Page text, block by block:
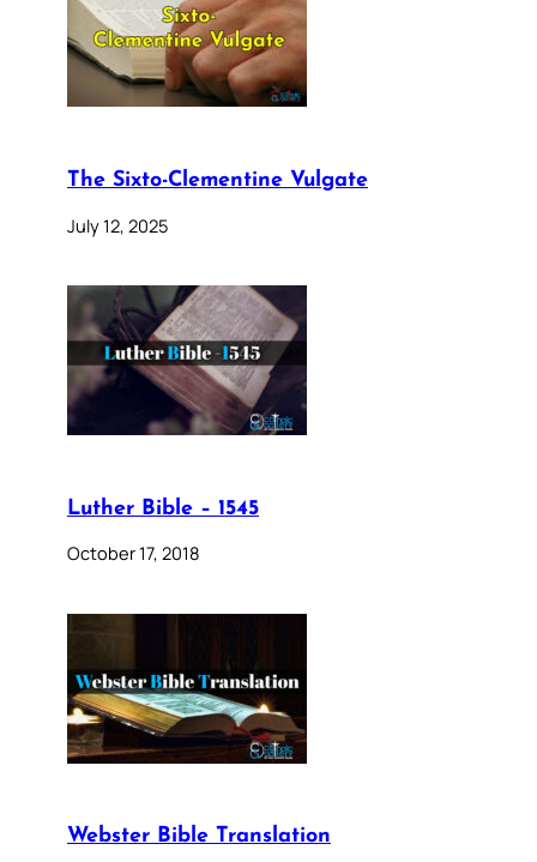
The Sixto-Clementine Vulgate
July 12, 2025
Luther Bible – 1545
October 17, 2018
Webster Bible Translation